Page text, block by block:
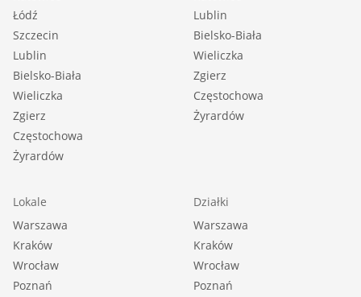
Łódź
Szczecin
Lublin
Bielsko-Biała
Wieliczka
Zgierz
Częstochowa
Żyrardów
Lublin
Bielsko-Biała
Wieliczka
Zgierz
Częstochowa
Żyrardów
Lokale
Warszawa
Kraków
Wrocław
Poznań
Działki
Warszawa
Kraków
Wrocław
Poznań